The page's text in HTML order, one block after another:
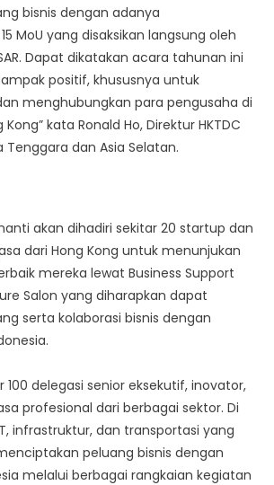
bisnis dengan adanya
MoU yang disaksikan langsung oleh
Dapat dikatakan acara tahunan ini
positif, khususnya untuk
menghubungkan para pengusaha di
kata Ronald Ho, Direktur HKTDC
Tenggara dan Asia Selatan.
akan dihadiri sekitar 20 startup dan
dari Hong Kong untuk menunjukan
mereka lewat Business Support
Salon yang diharapkan dapat
serta kolaborasi bisnis dengan
100 delegasi senior eksekutif, inovator,
profesional dari berbagai sektor. Di
infrastruktur, dan transportasi yang
peluang bisnis dengan
melalui berbagai rangkaian kegiatan